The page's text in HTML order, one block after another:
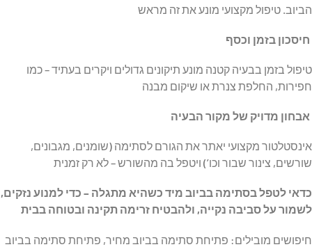
הביוב. טיפול מקצועי מונע את זה מראש
חיסכון בזמן וכסף
טיפול בזמן בבעיה קטנה מונע תיקונים גדולים ויקרים בעתיד – כמו
חפירות, החלפת צנרת או שיקום מבנה
אבחון מדויק של מקור הבעיה
אינסטלטור מקצועי יאתר את הגורם לסתימה (שומנים, מגבונים,
שורשים, צינור שבור וכו’) ויטפל בה מהשורש – לא רק זמנית
כדאי לטפל בסתימה בביוב מיד כשהיא מתגלה – כדי למנוע נזקים,
לשמור על סביבה נקייה, ולהבטיח זרימה תקינה ובטוחה בבית
חיפושים מובילים: פתיחת סתימה בביוב מחיר, פתיחת סתימה בביוב